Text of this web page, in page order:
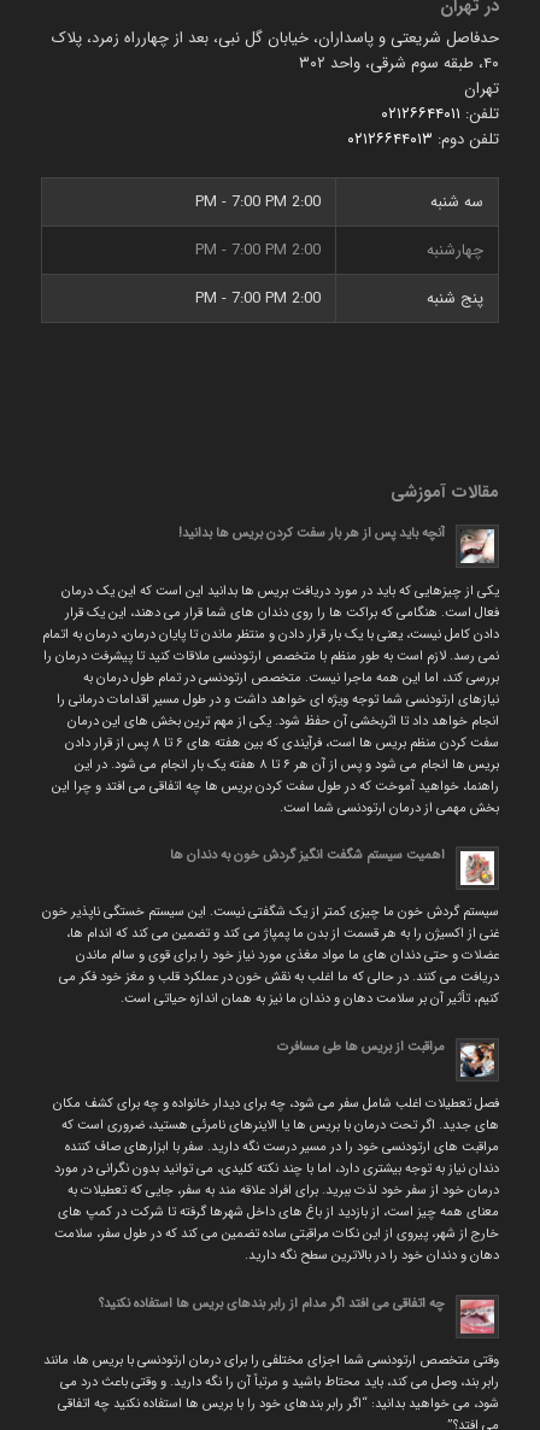
در تهران
حدفاصل شریعتی و پاسداران، خیابان گل نبی، بعد از چهارراه زمرد، پلاک
۴۰، طبقه سوم شرقی، واحد ۳۰۲
تهران
تلفن: ۰۲۱۲۶۶۴۴۰۱۱
تلفن دوم: ۰۲۱۲۶۶۴۴۰۱۳
سه شنبه
2:00 PM - 7:00 PM
چهارشنبه
2:00 PM - 7:00 PM
پنج شنبه
2:00 PM - 7:00 PM
مقالات آموزشی
آنچه باید پس از هر بار سفت کردن بریس ها بدانید!
یکی از چیزهایی که باید در مورد دریافت بریس ها بدانید این است که این یک درمان
فعال است. هنگامی که براکت ها را روی دندان های شما قرار می دهند، این یک قرار
دادن کامل نیست، یعنی با یک بار قرار دادن و منتظر ماندن تا پایان درمان، درمان به اتمام
نمی رسد. لازم است به طور منظم با متخصص ارتودنسی ملاقات کنید تا پیشرفت درمان را
بررسی کند، اما این همه ماجرا نیست. متخصص ارتودنسی در تمام طول درمان به
نیازهای ارتودنسی شما توجه ویژه ای خواهد داشت و در طول مسیر اقدامات درمانی را
انجام خواهد داد تا اثربخشی آن حفظ شود. یکی از مهم ترین بخش های این درمان
سفت کردن منظم بریس ها است، فرآیندی که بین هفته های ۶ تا ۸ پس از قرار دادن
بریس ها انجام می شود و پس از آن هر ۶ تا ۸ هفته یک بار انجام می شود. در این
راهنما، خواهید آموخت که در طول سفت کردن بریس ها چه اتفاقی می افتد و چرا این
بخش مهمی از درمان ارتودنسی شما است.
اهمیت سیستم شگفت انگیز گردش خون به دندان ها
سیستم گردش خون ما چیزی کمتر از یک شگفتی نیست. این سیستم خستگی ناپذیر خون
غنی از اکسیژن را به هر قسمت از بدن ما پمپاژ می کند و تضمین می کند که اندام ها،
عضلات و حتی دندان های ما مواد مغذی مورد نیاز خود را برای قوی و سالم ماندن
دریافت می کنند. در حالی که ما اغلب به نقش خون در عملکرد قلب و مغز خود فکر می
کنیم، تأثیر آن بر سلامت دهان و دندان ما نیز به همان اندازه حیاتی است.
مراقبت از بریس ها طی مسافرت
فصل تعطیلات اغلب شامل سفر می شود، چه برای دیدار خانواده و چه برای کشف مکان
های جدید. اگر تحت درمان با بریس ها یا الاینرهای نامرئی هستید، ضروری است که
مراقبت های ارتودنسی خود را در مسیر درست نگه دارید. سفر با ابزارهای صاف کننده
دندان نیاز به توجه بیشتری دارد، اما با چند نکته کلیدی، می توانید بدون نگرانی در مورد
درمان خود از سفر خود لذت ببرید. برای افراد علاقه مند به سفر، جایی که تعطیلات به
معنای همه چیز است، از بازدید از باغ های داخل شهرها گرفته تا شرکت در کمپ های
خارج از شهر، پیروی از این نکات مراقبتی ساده تضمین می کند که در طول سفر، سلامت
دهان و دندان خود را در بالاترین سطح نگه دارید.
چه اتفاقی می افتد اگر مدام از رابر بندهای بریس ها استفاده نکنید؟
وقتی متخصص ارتودنسی شما اجزای مختلفی را برای درمان ارتودنسی با بریس ها، مانند
رابر بند، وصل می کند، باید محتاط باشید و مرتباً آن را نگه دارید. و وقتی باعث درد می
شود، می خواهید بدانید: “اگر رابر بندهای خود را با بریس ها استفاده نکنید چه اتفاقی
می افتد؟”